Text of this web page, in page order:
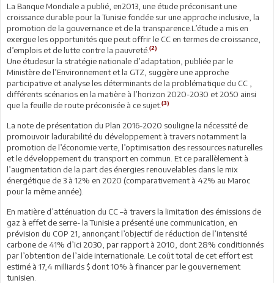
La Banque Mondiale a publié, en2013, une étude préconisant une
croissance durable pour la Tunisie fondée sur une approche inclusive, la
promotion de la gouvernance et de la transparence.L’étude a mis en
exergue les opportunités que peut offrir le CC en termes de croissance,
d’emplois et de lutte contre la pauvreté. (2)
Une étudesur la stratégie nationale d’adaptation, publiée par le
Ministère de l’Environnement et la GTZ, suggère une approche
participative et analyse les déterminants de la problématique du CC ,
différents scénarios en la matière à l’horizon 2020-2030 et 2050 ainsi
que la feuille de route préconisée à ce sujet.(3)
La note de présentation du Plan 2016-2020 souligne la nécessité de
promouvoir ladurabilité du développement à travers notamment la
promotion de l’économie verte, l’optimisation des ressources naturelles
et le développement du transport en commun. Et ce parallèlement à
l’augmentation de la part des énergies renouvelables dans le mix
énergétique de 3 à 12% en 2020 (comparativement à 42% au Maroc
pour la même année).
En matière d’atténuation du CC –à travers la limitation des émissions de
gaz à effet de serre- la Tunisie a présenté une communication, en
prévision du COP 21, annonçant l’objectif de réduction de l’intensité
carbone de 41% d’ici 2030, par rapport à 2010, dont 28% conditionnés
par l’obtention de l’aide internationale. Le coût total de cet effort est
estimé à 17,4 milliards $ dont 10% à financer par le gouvernement
tunisien.